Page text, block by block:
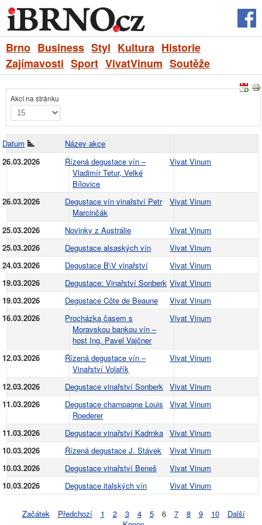
Brno Business Styl Kultura Historie
Zajímavosti Sport VivatVinum Soutěže
Akcí na stránku
Datum
Název akce
26.03.2026
Řízená degustace vín –
Vladimír Tetur, Velké
Bílovice
Vivat Vinum
26.03.2026
Degustace vín vinařství Petr
Marcinčák
Vivat Vinum
25.03.2026 Novinky z Austrálie
Vivat Vinum
25.03.2026
Degustace alsaských vín
Vivat Vinum
24.03.2026
Degustace B\V vinařství
Vivat Vinum
19.03.2026
Degustace: Vinařství Sonberk Vivat Vinum
19.03.2026
Degustace Côte de Beaune
Vivat Vinum
16.03.2026
Procházka časem s
Moravskou bankou vín –
host Ing. Pavel Vajčner
Vivat Vinum
12.03.2026
Řízená degustace vín –
Vinařství Volařík
Vivat Vinum
12.03.2026 Degustace vinařství Sonberk Vivat Vinum
11.03.2026
Degustace champagne Louis
Roederer
Vivat Vinum
11.03.2026 Degustace vinařství Kadrnka Vivat Vinum
10.03.2026
Řízená degustace J. Stávek
Vivat Vinum
10.03.2026
Degustace vinařství Beneš
Vivat Vinum
10.03.2026
Degustace italských vín Vivat Vinum
Začátek Předchozí 1 2 3 4 5 6 7 8 9 10
Další